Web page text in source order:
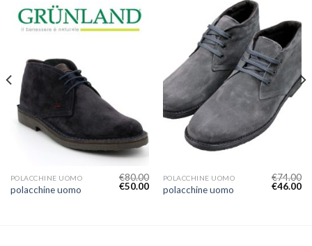
POLACCHINE UOMO
polacchine uomo
€80.00
€50.00
POLACCHINE UOMO
polacchine uomo
€74.00
€46.00